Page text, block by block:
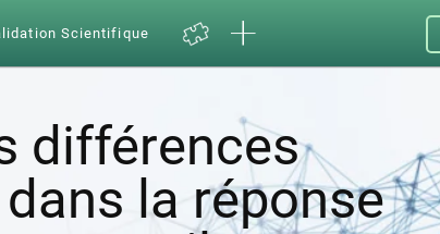
Scientifique
différences
la réponse